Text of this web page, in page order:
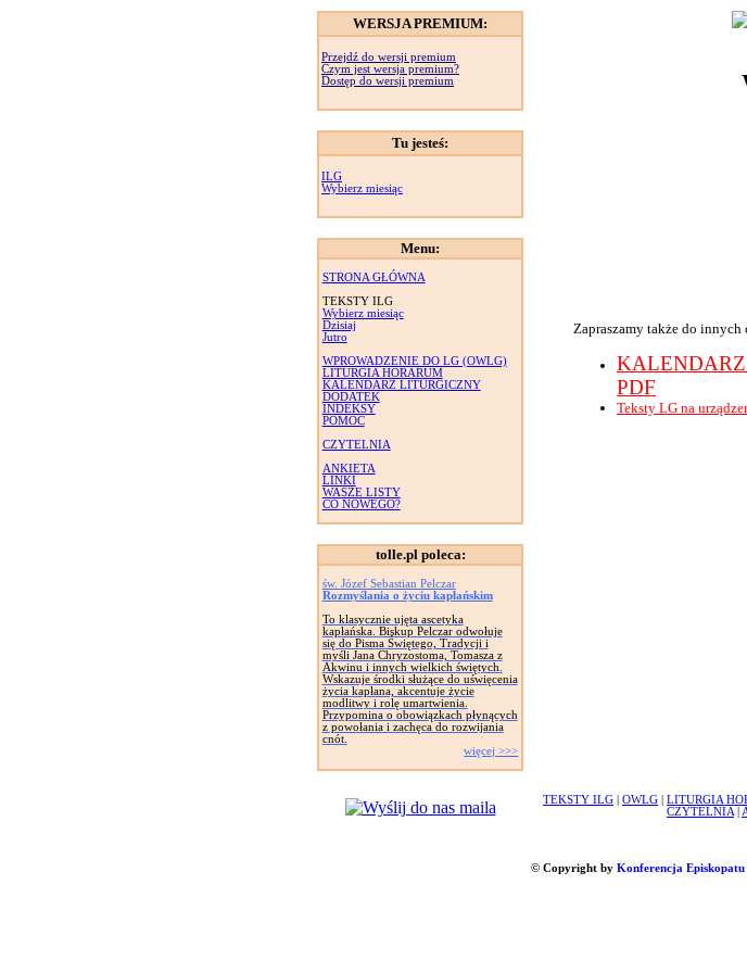
WERSJA PREMIUM:
Przejdź do wersji premium
Czym jest wersja premium?
Dostęp do wersji premium
Tu jesteś:
ILG
Wybierz miesiąc
Menu:
STRONA GŁÓWNA
TEKSTY ILG
Wybierz miesiąc
Dzisiaj
Jutro
WPROWADZENIE DO LG (OWLG)
LITURGIA HORARUM
KALENDARZ LITURGICZNY
DODATEK
INDEKSY
POMOC
CZYTELNIA
ANKIETA
LINKI
WASZE LISTY
CO NOWEGO?
tolle.pl poleca:
św. Józef Sebastian Pelczar
Rozmyślania o życiu kapłańskim
To klasycznie ujęta ascetyka
kapłańska. Biskup Pelczar odwołuje
się do Pisma Świętego, Tradycji i
myśli Jana Chryzostoma, Tomasza z
Akwinu i innych wielkich świętych.
Wskazuje środki służące do uświęcenia
życia kapłana, akcentuje życie
modlitwy i rolę umartwienia.
Przypomina o obowiązkach płynących
z powołania i zachęca do rozwijania
cnót.
więcej >>>
Zapraszamy także do innych
KALENDARZ
PDF
Teksty LG na
TEKSTY ILG
OWLG LITURGIA
CZYTELNIA
© Copyright by Konferencja Episkopatu